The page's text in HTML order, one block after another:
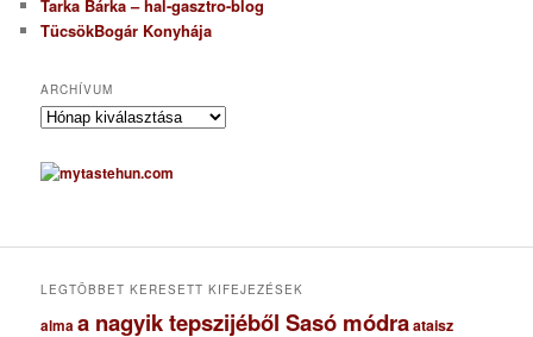
Tarka Bárka – hal-gasztro-blog
TücsökBogár Konyhája
ARCHÍVUM
A
c
h
u
LEGTÖBBET KERESETT KIFEJEZÉSEK
almaa nagyik tepszijéből Sasó módraataisz